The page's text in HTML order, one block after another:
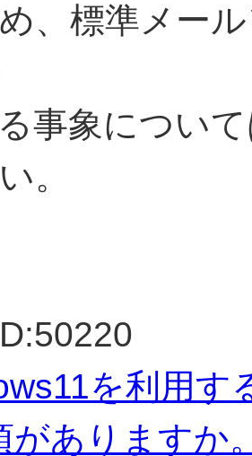
、標準メー
事象につい
。
を利用す
がありますか